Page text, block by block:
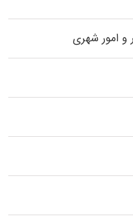
امور شهری